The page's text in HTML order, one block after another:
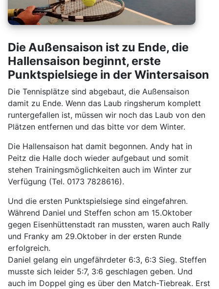
Die Außensaison ist zu Ende, die
Hallensaison beginnt, erste
Punktspielsiege in der Wintersaison
Die Tennisplätze sind abgebaut, die Außensaison
damit zu Ende. Wenn das Laub ringsherum komplett
runtergefallen ist, müssen wir noch das Laub von den
Plätzen entfernen und das bitte vor dem Winter.
Die Hallensaison hat damit begonnen. Andy hat in
Peitz die Halle doch wieder aufgebaut und somit
stehen Trainingsmöglichkeiten auch im Winter zur
Verfügung (Tel. 0173 7828616).
Und die ersten Punktspielsiege sind eingefahren.
Während Daniel und Steffen schon am 15.Oktober
gegen Eisenhüttenstadt ran mussten, waren auch Rally
und Franky am 29.Oktober in der ersten Runde
erfolgreich.
Daniel gelang ein ungefährdeter 6:3, 6:3 Sieg. Steffen
musste sich leider 5:7, 3:6 geschlagen geben. Und
auch im Doppel ging es über den Match-Tiebreak. Erst